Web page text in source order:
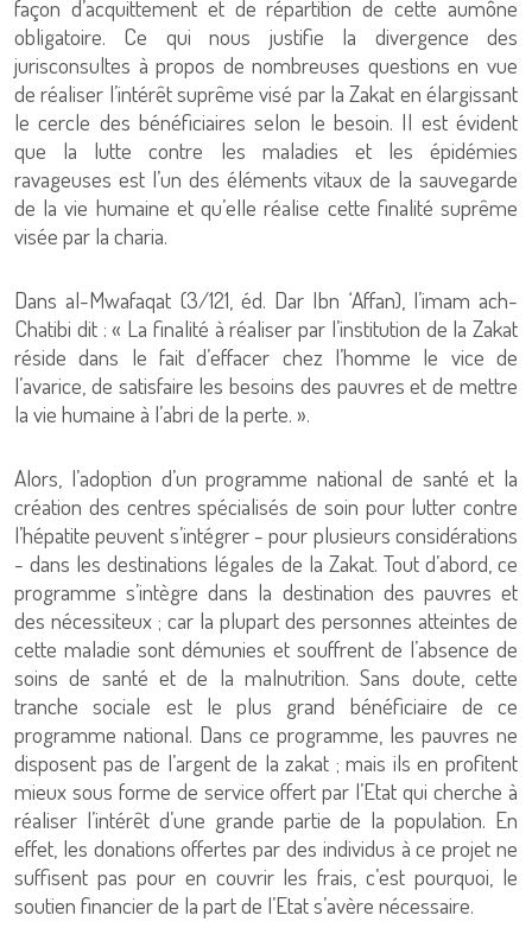
façon d’acquittement et de répartition de cette aumône
obligatoire. Ce qui nous justifie la divergence des
jurisconsultes à propos de nombreuses questions en vue
de réaliser l’intérêt suprême visé par la Zakat en élargissant
le cercle des bénéficiaires selon le besoin. Il est évident
que la lutte contre les maladies et les épidémies
ravageuses est l’un des éléments vitaux de la sauvegarde
de la vie humaine et qu’elle réalise cette finalité suprême
visée par la charia.
Dans al-Mwafaqat (3/121, éd. Dar Ibn ‘Affan), l’imam ach-
Chatibi dit : « La finalité à réaliser par l’institution de la Zakat
réside dans le fait d’effacer chez l’homme le vice de
l’avarice, de satisfaire les besoins des pauvres et de mettre
la vie humaine à l’abri de la perte. ».
Alors, l’adoption d’un programme national de santé et la
création des centres spécialisés de soin pour lutter contre
l’hépatite peuvent s’intégrer - pour plusieurs considérations
- dans les destinations légales de la Zakat. Tout d’abord, ce
programme s’intègre dans la destination des pauvres et
des nécessiteux ; car la plupart des personnes atteintes de
cette maladie sont démunies et souffrent de l’absence de
soins de santé et de la malnutrition. Sans doute, cette
tranche sociale est le plus grand bénéficiaire de ce
programme national. Dans ce programme, les pauvres ne
disposent pas de l’argent de la zakat ; mais ils en profitent
mieux sous forme de service offert par l’Etat qui cherche à
réaliser l’intérêt d’une grande partie de la population. En
effet, les donations offertes par des individus à ce projet ne
suffisent pas pour en couvrir les frais, c’est pourquoi, le
soutien financier de la part de l’Etat s’avère nécessaire.